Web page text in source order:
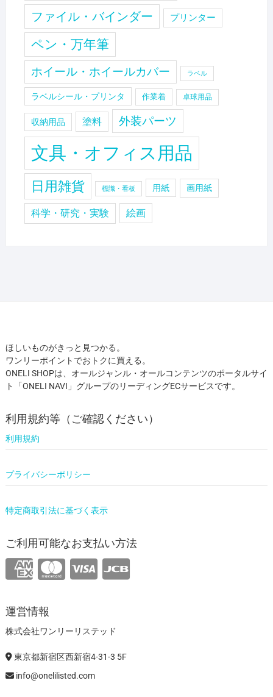
ファイル・バインダー プリンター
ペン・万年筆
ホイール・ホイールカバー ラベル
ラベルシール・プリンタ 作業着 卓球用品
収納用品 塗料 外装パーツ
文具・オフィス用品
日用雑貨 標識・看板 用紙 画用紙
科学・研究・実験 絵画
ほしいものがきっと見つかる。
ワンリーポイントでおトクに買える。
ONELI SHOPは、オールジャンル・オールコンテンツのポータルサイ
ト「ONELI NAVI」グループのリーディングECサービスです。
利用規約等（ご確認ください）
利用規約
プライバシーポリシー
特定商取引法に基づく表示
ご利用可能なお支払い方法
運営情報
株式会社ワンリーリステッド
東京都新宿区西新宿4-31-3 5F
info@onelilisted.com